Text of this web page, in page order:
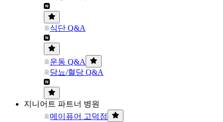
식단 Q&A
운동 Q&A
당뇨/혈당 Q&A
지니어트 파트너 병원
메이퓨어 고덕점